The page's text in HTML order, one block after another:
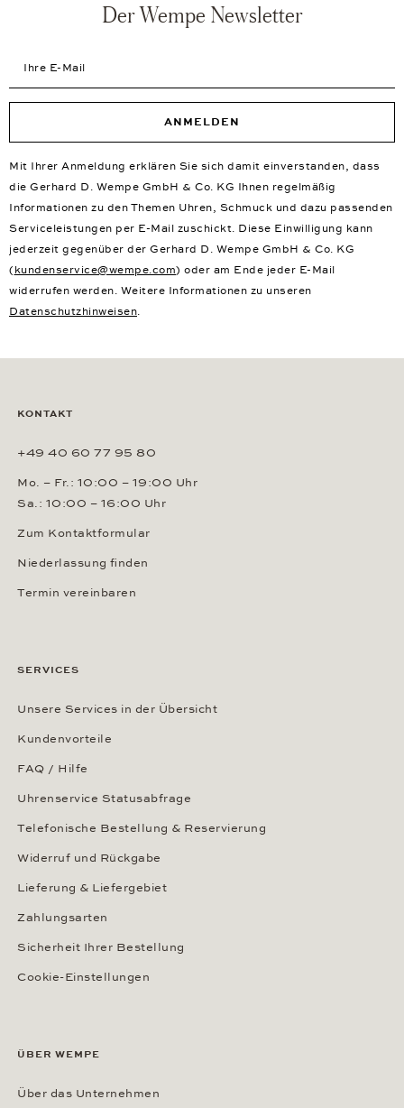
Der Wempe Newsletter
ANMELDEN
Mit Ihrer Anmeldung erklären Sie sich damit einverstanden, dass
die Gerhard D. Wempe GmbH & Co. KG Ihnen regelmäßig
Informationen zu den Themen Uhren, Schmuck und dazu passenden
Serviceleistungen per E-Mail zuschickt. Diese Einwilligung kann
jederzeit gegenüber der Gerhard D. Wempe GmbH & Co. KG
( kundenservice@wempe.com) oder am Ende jeder E-Mail
widerrufen werden. Weitere Informationen zu unseren
Datenschutzhinweisen
KONTAKT
+49 40 60 77 95 80
Mo. – Fr.: 10:00 – 19:00 Uhr
Sa.: 10:00 – 16:00 Uhr
Zum Kontaktformular
Niederlassung finden
Termin vereinbaren
SERVICES
Unsere Services in der Übersicht
Kundenvorteile
FAQ / Hilfe
Uhrenservice Statusabfrage
Telefonische Bestellung & Reservierung
Widerruf und Rückgabe
Lieferung & Liefergebiet
Zahlungsarten
Sicherheit Ihrer Bestellung
Cookie-Einstellungen
ÜBER WEMPE
Über das Unternehmen